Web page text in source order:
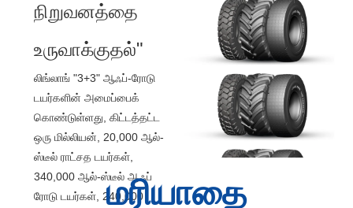
நிறுவனத்தை
உருவாக்குதல்"
லிங்லாங் "3+3" ஆஃப்-ரோடு
டயர்களின் அமைப்பைக்
கொண்டுள்ளது, கிட்டத்தட்ட
ஒரு மில்லியன், 20,000 ஆல்-
ஸ்டீல் ராட்சத டயர்கள்,
340,000 ஆல்-ஸ்டீல் ஆஃப்
ரோடு டயர்கள், 240,000மரியாதை